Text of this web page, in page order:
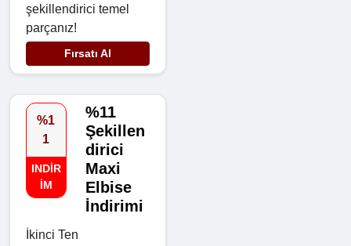
şekillendirici temel
parçanız!
Fırsatı Al
%1
1
INDIR
IM
%11
Şekillen
dirici
Maxi
Elbise
İndirimi
İkinci Ten